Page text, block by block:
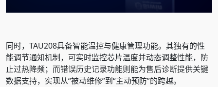
同时，TAU208具备智能温控与健康管理功能。其独有的性
能调节通知机制，可实时监控芯片温度并动态调整性能，防
止过热降频；而错误历史记录功能则能为售后诊断提供关键
数据支持，实现从“被动维修”到“主动预防”的跨越。